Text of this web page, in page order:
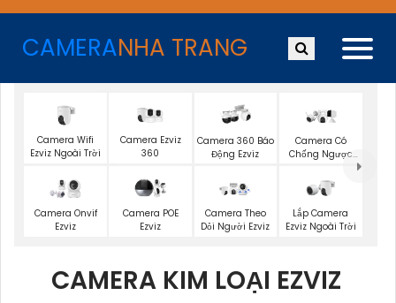
CAMERANHA TRANG
Camera Wifi
Ezviz Ngoài Trời
Camera Ezviz
360
Camera 360 Báo
Động Ezviz
Camera Có
Chống Ngược
Camera Onvif
Ezviz
Camera POE
Ezviz
Camera Theo
Dỏi Người Ezviz
Lắp Camera
Ezviz Ngoài Trời
CAMERA KIM LOẠI EZVIZ